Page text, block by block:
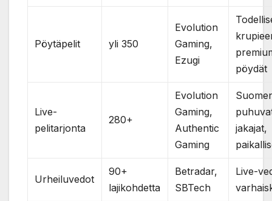
Pöytäpelit yli 350
Evolution
Gaming,
Ezugi
pöydät
Live-
pelitarjonta
280+
Evolution
Gaming,
Authentic
Gaming
jakajat,
Urheiluvedot
90+
lajikohdetta
Betradar,
SBTech
Live-